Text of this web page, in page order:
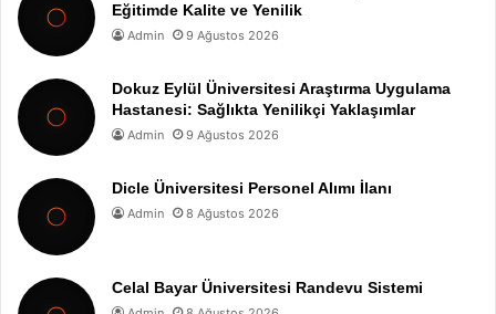
Eğitimde Kalite ve Yenilik
Admin 9 Ağustos 2026
Dokuz Eylül Üniversitesi Araştırma Uygulama
Hastanesi: Sağlıkta Yenilikçi Yaklaşımlar
Admin 9 Ağustos 2026
Dicle Üniversitesi Personel Alımı İlanı
Admin 8 Ağustos 2026
Celal Bayar Üniversitesi Randevu Sistemi